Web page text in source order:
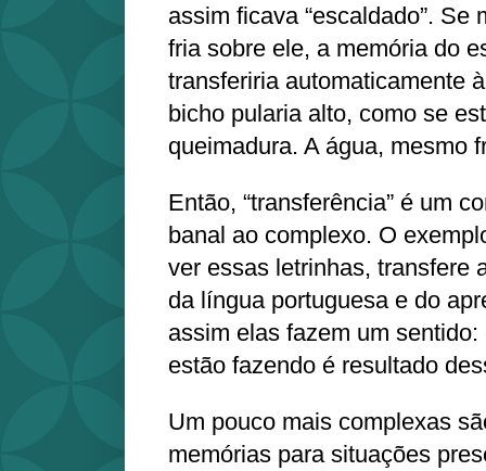
assim ficava “escaldado”. Se
fria sobre ele, a memória do
transferiria automaticamente
bicho pularia alto, como se
queimadura. A água, mesmo
Então, “transferência” é um
banal ao complexo. O
ver essas letrinhas, transfere
da língua portuguesa e do
assim elas fazem um
estão fazendo é resultado
Um pouco mais complexas
memórias para situações